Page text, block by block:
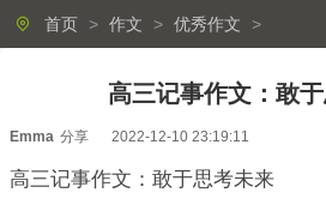
首页 > 作文 > 优秀作文 >
高三记事作文：敢
Emma 分享 2022-12-10 23:19:11
高三记事作文：敢于思考未来